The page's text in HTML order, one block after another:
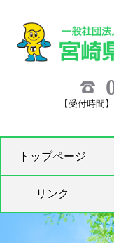
【受付時間
トップページ
リンク